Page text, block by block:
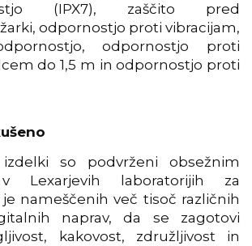
(IPX7), zaščito pred
odpornostjo proti vibracijam,
odpornostjo proti
do 1,5 m in odpornostjo proti
izdelki so podvrženi obsežnim
Lexarjevih laboratorijih za
je nameščenih več tisoč različnih
naprav, da se zagotovi
kakovost, združljivost in